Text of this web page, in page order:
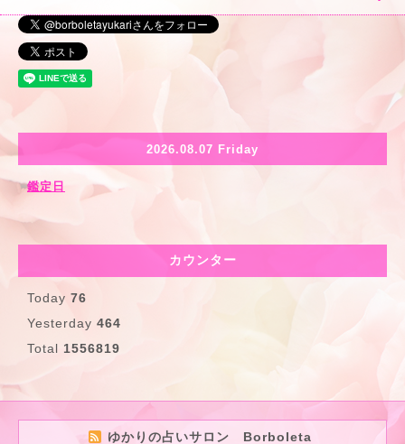
2026.08.07 Friday
鑑定日
カウンター
Today 76
Yesterday 464
Total 1556819
ゆかりの占いサロン Borboleta